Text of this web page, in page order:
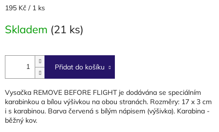
Měrná
195 Kč / 1 ks
Skladem (21 ks)
Přidat do košíku
Vysačka REMOVE BEFORE FLIGHT je dodávána se speciálním
karabinkou a bílou výšivkou na obou stranách. Rozměry: 17 x 3 cm
i s karabinou. Barva červená s bílým nápisem (výšivka). Karabina -
běžný kov.